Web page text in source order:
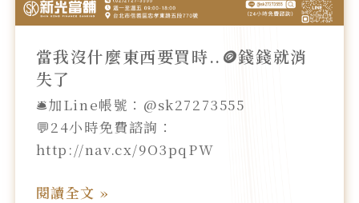
當我沒什麼東西要買時..🪙錢錢就消
失了
🛎️加Line帳號：@sk27273555
💬24小時免費諮詢：
http://nav.cx/9O3pqPW
消
了
閱讀全文 »